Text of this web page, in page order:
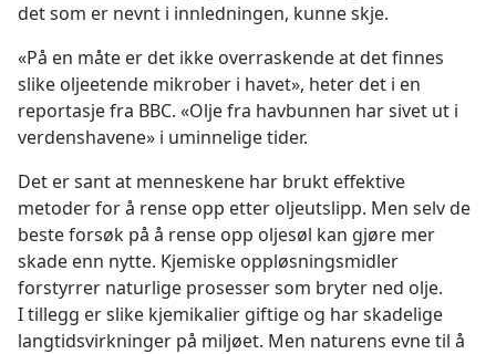
det som er nevnt i innledningen, kunne skje.
«På en måte er det ikke overraskende at det finnes
slike oljeetende mikrober i havet», heter det i en
reportasje fra BBC. «Olje fra havbunnen har sivet ut i
verdenshavene» i uminnelige tider.
Det er sant at menneskene har brukt effektive
metoder for å rense opp etter oljeutslipp. Men selv de
beste forsøk på å rense opp oljesøl kan gjøre mer
skade enn nytte. Kjemiske oppløsningsmidler
forstyrrer naturlige prosesser som bryter ned olje.
I tillegg er slike kjemikalier giftige og har skadelige
langtidsvirkninger på miljøet. Men naturens evne til å